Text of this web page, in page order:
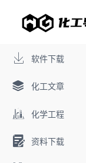
软件下载
化工文章
化学工程
资料下载